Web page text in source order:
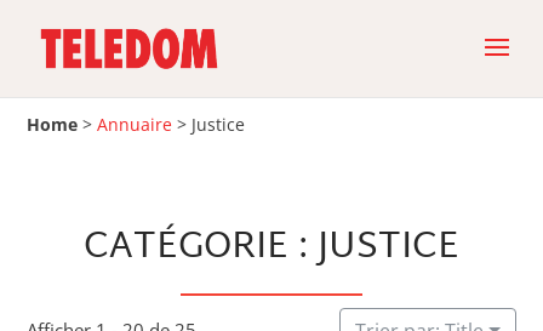
Home >Annuaire > Justice
CATÉGORIE : JUSTICE